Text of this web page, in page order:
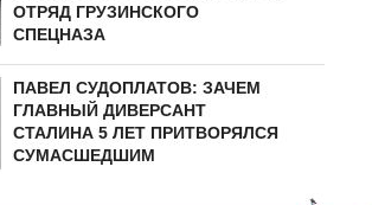
ОТРЯД ГРУЗИНСКОГО
СПЕЦНАЗА
ПАВЕЛ СУДОПЛАТОВ: ЗАЧЕМ
ГЛАВНЫЙ ДИВЕРСАНТ
СТАЛИНА 5 ЛЕТ ПРИТВОРЯЛСЯ
СУМАСШЕДШИМ